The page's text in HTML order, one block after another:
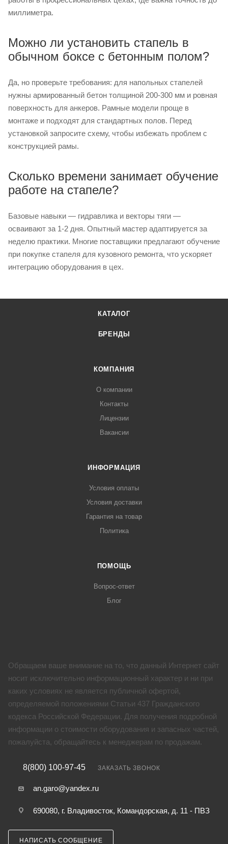
миллиметра.
Можно ли установить стапель в
обычном боксе с бетонным полом?
Да, но проверьте требования: для напольных стапелей
нужны армированный бетон толщиной 200-300 мм и ровная
поверхность для анкеров. Рамные модели проще в
монтаже и подходят для стандартных полов. Перед
установкой запросите схему, чтобы избежать проблем с
конструкцией рамы.
Сколько времени занимает обучение
работе на стапеле?
Базовые навыки — гидравлика и векторы тяги —
осваивают за 1-2 дня. Опытный мастер адаптируется за
неделю практики. Многие поставщики предлагают обучение
при покупке стапеля для кузовного ремонта, что ускоряет
интеграцию оборудования в цех.
КАТАЛОГ
БРЕНДЫ
КОМПАНИЯ
О компании
Контакты
Лицензии
Вакансии
ИНФОРМАЦИЯ
Условия оплаты
Условия доставки
Гарантия на товар
Политика
ПОМОЩЬ
Вопрос-ответ
Блог
Обращаем ваше внимание на то, что данный Интернет сайт
носит исключительно информационный характер и ни при
каких условиях не является публичной офертой,
определяемой положениями Статьи 437 Гражданского
кодекса Российской Федерации. Для получения подробной
информации о стоимости оборудования и запасных частей,
пожалуйста, обращайтесь к менеджерам по продажам.
8(800) 100-97-45 ЗАКАЗАТЬ ЗВОНОК
an.garo@yandex.ru
690080, г. Владивосток, Командорская, д. 11 - ПВЗ
НАПИСАТЬ СООБЩЕНИЕ